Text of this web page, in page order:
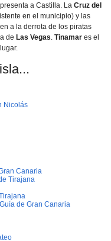
a Castilla. La Cruz del
en el municipio) y las
a la derrota de los piratas
de Las Vegas. Tinamar es el
Nicolás
Canaria
Tirajana
de Gran Canaria